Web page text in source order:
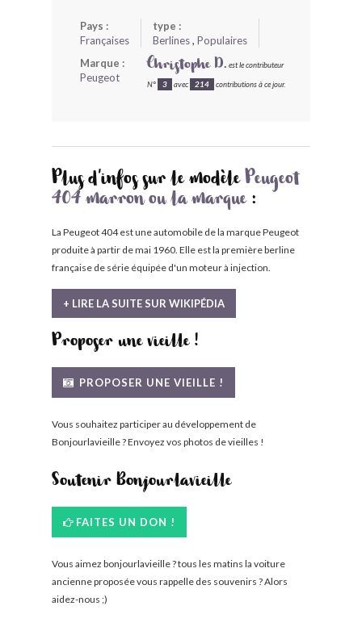
Pays :
Françaises
type :
Berlines, Populaires
Marque :
Peugeot
Christophe D. est le contributeur
N° 3 avec 214 contributions à ce jour.
Plus d'infos sur le modèle Peugeot
404 marron ou la marque:
La Peugeot 404 est une automobile de la marque Peugeot
produite à partir de mai 1960. Elle est la première berline
française de série équipée d'un moteur à injection.
+ LIRE LA SUITE SUR WIKIPÉDIA
Proposer une vieille !
PROPOSER UNE VIEILLE !
Vous souhaitez participer au développement de
Bonjourlavieille ? Envoyez vos photos de vieilles !
Soutenir Bonjourlavieille
FAITES UN DON !
Vous aimez bonjourlavieille ? tous les matins la voiture
ancienne proposée vous rappelle des souvenirs ? Alors
aidez-nous ;)